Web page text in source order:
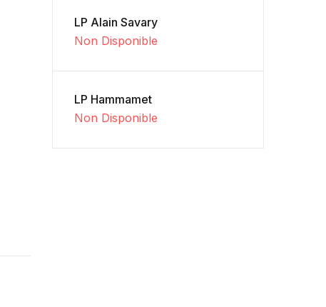
LP Alain Savary
Non Disponible
LP Hammamet
Non Disponible